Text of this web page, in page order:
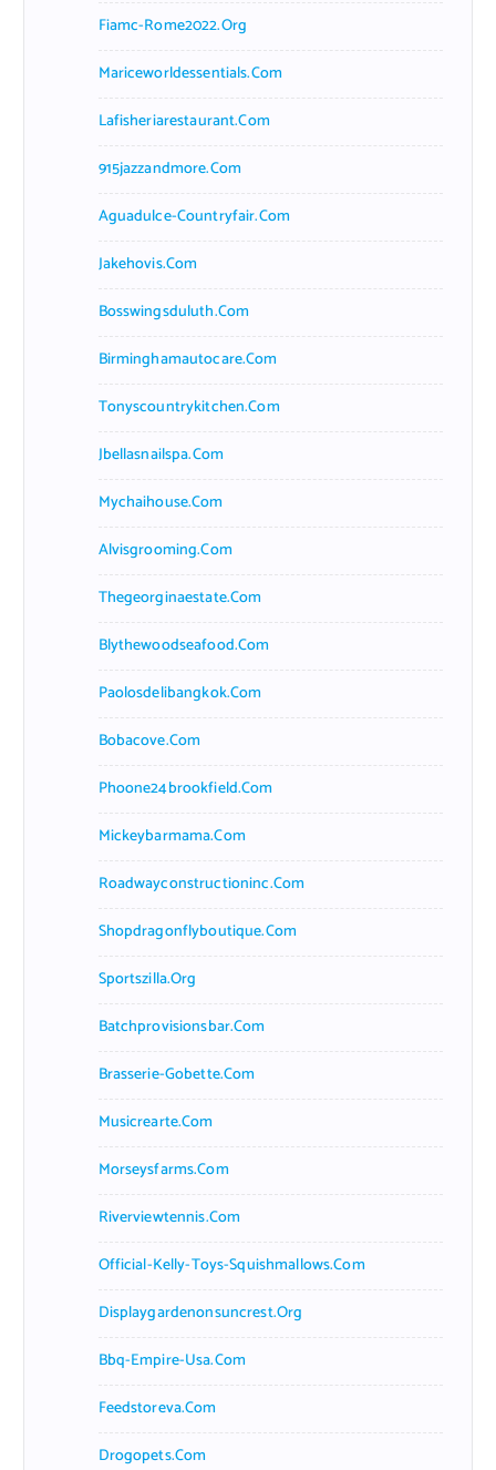
Fiamc-Rome2022.org
Mariceworldessentials.com
Lafisheriarestaurant.com
915jazzandmore.com
Aguadulce-Countryfair.com
Jakehovis.com
Bosswingsduluth.com
Birminghamautocare.com
Tonyscountrykitchen.com
Jbellasnailspa.com
Mychaihouse.com
Alvisgrooming.com
Thegeorginaestate.com
Blythewoodseafood.com
Paolosdelibangkok.com
Bobacove.com
Phoone24brookfield.com
Mickeybarmama.com
Roadwayconstructioninc.com
Shopdragonflyboutique.com
Sportszilla.org
Batchprovisionsbar.com
Brasserie-Gobette.com
Musicrearte.com
Morseysfarms.com
Riverviewtennis.com
Official-Kelly-Toys-Squishmallows.com
Displaygardenonsuncrest.org
Bbq-Empire-Usa.com
Feedstoreva.com
Drogopets.com